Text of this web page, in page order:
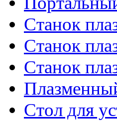
Станок
Станок
Станок
Стол для